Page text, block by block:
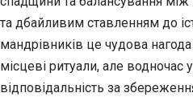
та дбайливим ставленням до
мандрівників це чудова нагода
місцеві ритуали, але
відповідальність за